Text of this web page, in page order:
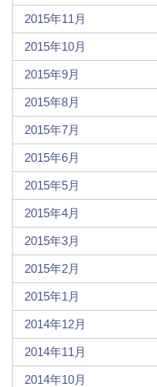
2015年11月
2015年10月
2015年9月
2015年8月
2015年7月
2015年6月
2015年5月
2015年4月
2015年3月
2015年2月
2015年1月
2014年12月
2014年11月
2014年10月